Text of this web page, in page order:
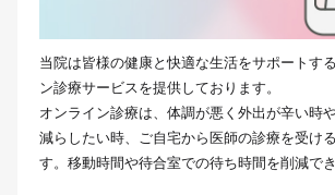
当院は皆様の健康と快適な生活をサポートす
ン診療サービスを提供しております。
オンライン診療は、体調が悪く外出が辛い時
減らしたい時、ご自宅から医師の診療を受け
す。移動時間や待合室での待ち時間を削減でき